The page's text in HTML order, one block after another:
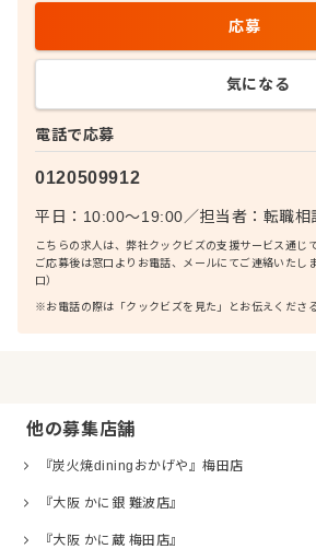
電話で応募
0120509912
平日：10:00〜19:00／担当者： 転職相
こちらの求人は、弊社クックビズの支援サービス通じ
ご応募後は窓口よりお電話、メールにてご連絡いた
口）
※お電話の際は「クックビズを見た」とお伝えくださ
応募
気になる
他の募集店舗
『炭火焼diningおかげや』梅田店
『大阪 かに銀 難波店』
『大阪 かに蔵 梅田店』